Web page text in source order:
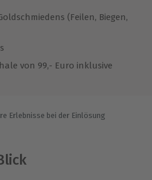
(Feilen, Biegen,
von 99,- Euro inklusive
Erlebnisse bei der Einlösung